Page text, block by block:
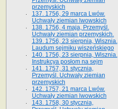
przemyskich
137. 1756, 29 marca Lwów.
Uchwały ziemian lwowskich
138. 1756, 4 maja, Przemyśl.
Uchwały ziemian przemyskich.
139. 1756, 23 sierpnia, Wisznia.
Laudum sejmiku wiszeńskiego
140. 1756, 23 sierpnia, Wisznia.
Instrukcya posłom na sejm
141. 1757, 31 stycznia,
Przemyśl. Uchwały ziemian
przemyskich
142. 1757, 21 marca Lwów.
Uchwały ziemian lwowskich
143. 1758, 30 stycznia,